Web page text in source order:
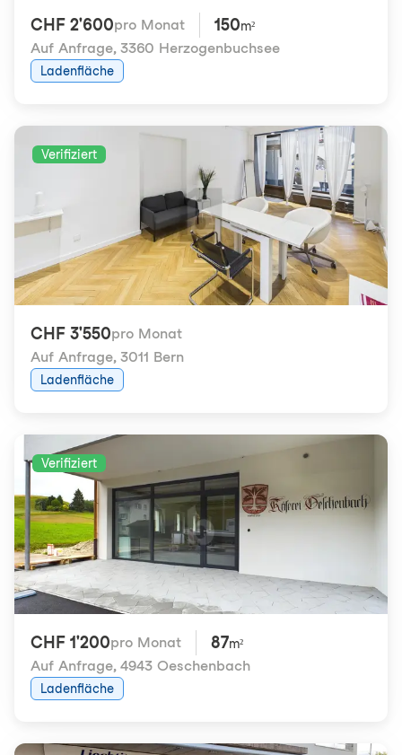
CHF 2'600pro Monat 150m²
Auf Anfrage, 3360 Herzogenbuchsee
Ladenfläche
Verifiziert
CHF 3'550pro Monat
Auf Anfrage, 3011 Bern
Ladenfläche
Verifiziert
CHF 1'200pro Monat 87m²
Auf Anfrage, 4943 Oeschenbach
Ladenfläche